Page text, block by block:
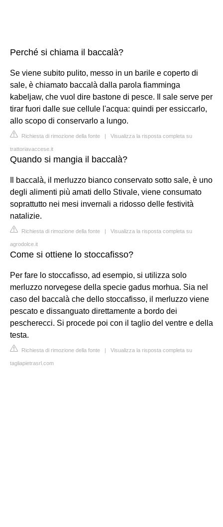
Perché si chiama il baccalà?
Se viene subito pulito, messo in un barile e coperto di
sale, è chiamato baccalà dalla parola fiamminga
kabeljaw, che vuol dire bastone di pesce. Il sale serve per
tirar fuori dalle sue cellule l'acqua: quindi per essiccarlo,
allo scopo di conservarlo a lungo.
Richiesta di rimozione della fonte | Visualizza la risposta completa su
trattoriavaccese.it
Quando si mangia il baccalà?
Il baccalà, il merluzzo bianco conservato sotto sale, è uno
degli alimenti più amati dello Stivale, viene consumato
soprattutto nei mesi invernali a ridosso delle festività
natalizie.
Richiesta di rimozione della fonte | Visualizza la risposta completa su
agrodolce.it
Come si ottiene lo stoccafisso?
Per fare lo stoccafisso, ad esempio, si utilizza solo
merluzzo norvegese della specie gadus morhua. Sia nel
caso del baccalà che dello stoccafisso, il merluzzo viene
pescato e dissanguato direttamente a bordo dei
pescherecci. Si procede poi con il taglio del ventre e della
testa.
Richiesta di rimozione della fonte | Visualizza la risposta completa su
tagliapietrasrl.com